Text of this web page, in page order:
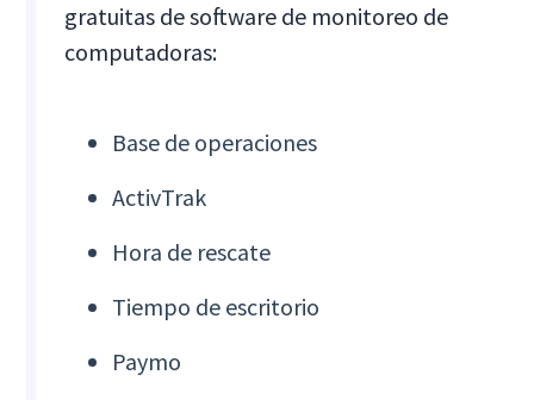
gratuitas de software de monitoreo de
computadoras:
Base de operaciones
ActivTrak
Hora de rescate
Tiempo de escritorio
Paymo